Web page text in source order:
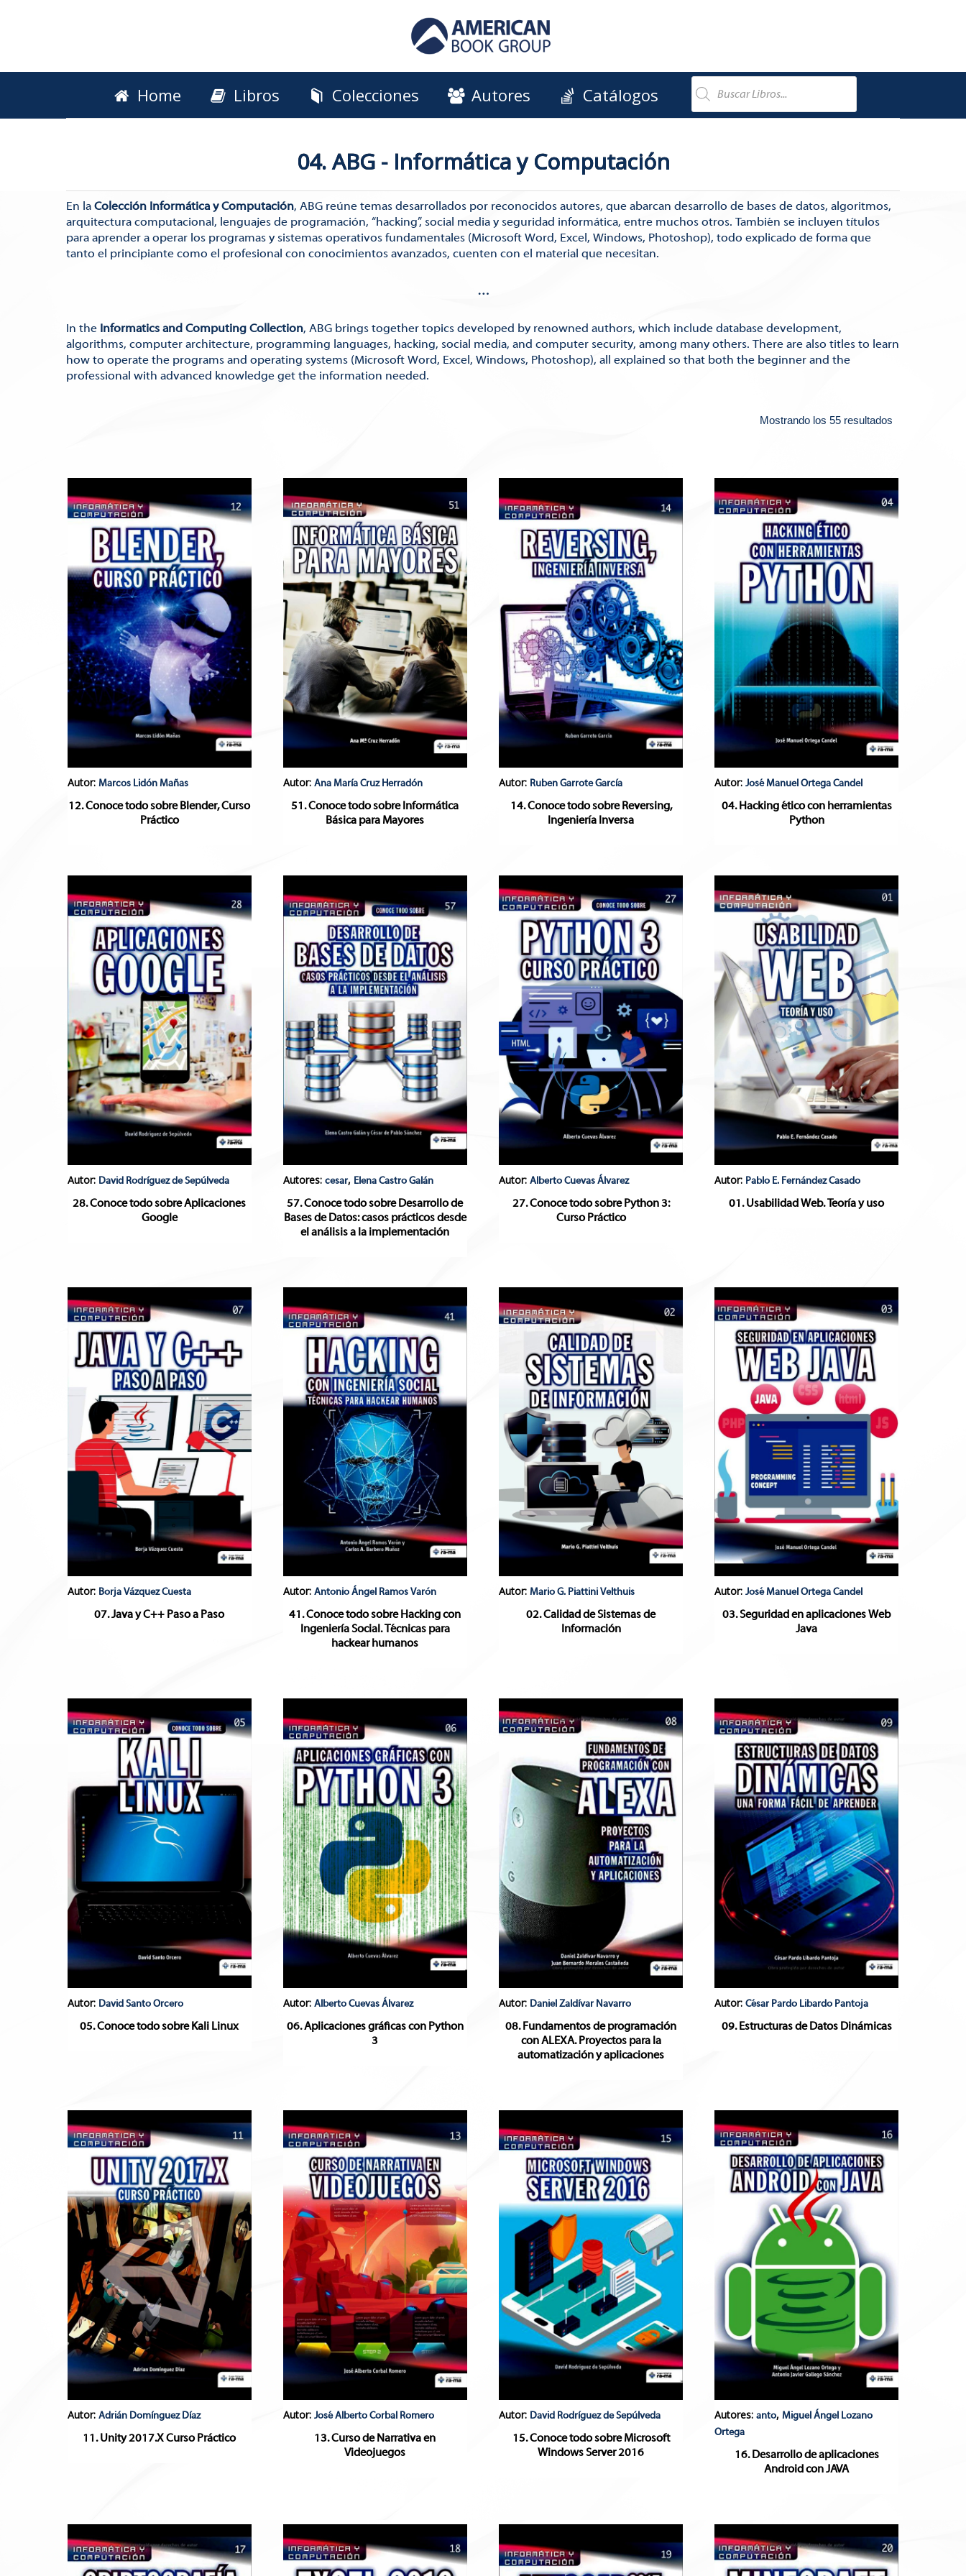
Home Libros Colecciones Autores Catálogos
04. ABG - Informática y Computación
En la Colección Informática y Computación, ABG reúne temas desarrollados por reconocidos autores, que abarcan desarrollo de bases de datos, algoritmos,
arquitectura computacional, lenguajes de programación, “hacking”, social media y seguridad informática, entre muchos otros. También se incluyen títulos
para aprender a operar los programas y sistemas operativos fundamentales (Microsoft Word, Excel, Windows, Photoshop), todo explicado de forma que
tanto el principiante como el profesional con conocimientos avanzados, cuenten con el material que necesitan.
…
In the Informatics and Computing Collection, ABG brings together topics developed by renowned authors, which include database development,
algorithms, computer architecture, programming languages, hacking, social media, and computer security, among many others. There are also titles to learn
how to operate the programs and operating systems (Microsoft Word, Excel, Windows, Photoshop), all explained so that both the beginner and the
professional with advanced knowledge get the information needed.
Mostrando los 55 resultados
Autor: Marcos Lidón Mañas
12. Conoce todo sobre Blender, Curso
Práctico
Autor: Ana María Cruz Herradón
51. Conoce todo sobre Informática
Básica para Mayores
Autor: Ruben Garrote García
14. Conoce todo sobre Reversing,
Ingeniería Inversa
Autor:José Manuel Ortega Candel
04. Hacking ético con herramientas
Python
Autor: David Rodríguez de Sepúlveda
28. Conoce todo sobre Aplicaciones
Google
Autores: cesar, Elena Castro Galán
57. Conoce todo sobre Desarrollo de
Bases de Datos: casos prácticos desde
el análisis a la implementación
Autor:Alberto Cuevas Álvarez
27. Conoce todo sobre Python 3:
Curso Práctico
Autor: Pablo E. Fernández Casado
01. Usabilidad Web. Teoría y uso
Autor: Borja Vázquez Cuesta
07. Java y C++ Paso a Paso
Autor: Antonio Ángel Ramos Varón
41. Conoce todo sobre Hacking con
Ingeniería Social. Técnicas para
hackear humanos
Autor:Mario G. Piattini Velthuis
02. Calidad de Sistemas de
Información
Autor:José Manuel Ortega Candel
03. Seguridad en aplicaciones Web
Java
Autor: David Santo Orcero
05. Conoce todo sobre Kali Linux
Autor: Alberto Cuevas Álvarez
06. Aplicaciones gráficas con Python
3
Autor: Daniel Zaldívar Navarro
08. Fundamentos de programación
con ALEXA. Proyectos para la
automatización y aplicaciones
Autor:César Pardo Libardo Pantoja
09. Estructuras de Datos Dinámicas
Autor: Adrián Domínguez Díaz
11. Unity 2017.X Curso Práctico
Autor: José Alberto Corbal Romero
13. Curso de Narrativa en
Videojuegos
Autor: David Rodríguez de Sepúlveda
15. Conoce todo sobre Microsoft
Windows Server 2016
Autores:anto,Miguel Ángel Lozano
Ortega
16. Desarrollo de aplicaciones
Android con JAVA